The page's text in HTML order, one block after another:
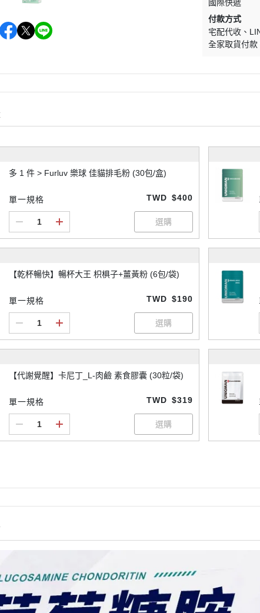
國際快遞
付款方式
宅配代收
全家取貨付款
多 1 件 > Furluv 樂球 佳貓排毛粉 (30包/盒)
單一規格 TWD $400
【乾杯暢快】暢杯大王 枳椇子+薑黃粉 (6包/袋)
單一規格 TWD $190
【代謝覺醒】卡尼丁_L-肉鹼 素食膠囊 (30粒/袋)
單一規格 TWD $319